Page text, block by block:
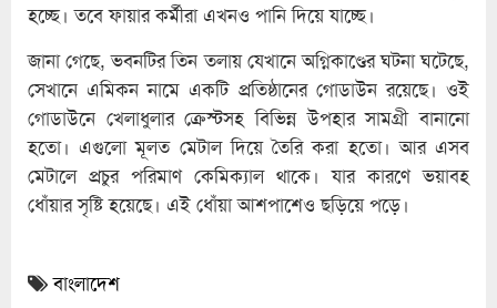
হচ্ছে। তবে ফায়ার কর্মীরা এখনও পানি দিয়ে যাচ্ছে।
জানা গেছে, ভবনটির তিন তলায় যেখানে অগ্নিকাণ্ডের ঘটনা ঘটেছে,
সেখানে এমিকন নামে একটি প্রতিষ্ঠানের গোডাউন রয়েছে। ওই
গোডাউনে খেলাধুলার ক্রেস্টসহ বিভিন্ন উপহার সামগ্রী বানানো
হতো। এগুলো মূলত মেটাল দিয়ে তৈরি করা হতো। আর এসব
মেটালে প্রচুর পরিমাণ কেমিক্যাল থাকে। যার কারণে ভয়াবহ
ধোঁয়ার সৃষ্টি হয়েছে। এই ধোঁয়া আশপাশেও ছড়িয়ে পড়ে।
বাংলাদেশ